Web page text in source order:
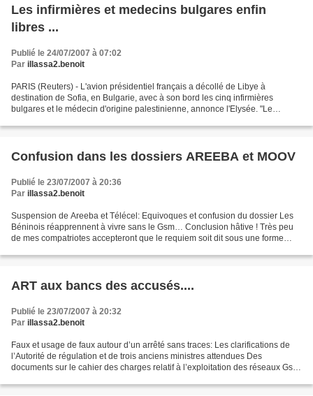
Les infirmières et medecins bulgares enfin
libres ...
Publié le 24/07/2007 à 07:02
Par illassa2.benoit
PARIS (Reuters) - L'avion présidentiel français a décollé de Libye à
destination de Sofia, en Bulgarie, avec à son bord les cinq infirmières
bulgares et le médecin d'origine palestinienne, annonce l'Elysée. "Le
Confusion dans les dossiers AREEBA et MOOV
Publié le 23/07/2007 à 20:36
Par illassa2.benoit
Suspension de Areeba et Télécel: Equivoques et confusion du dossier Les
Béninois réapprennent à vivre sans le Gsm… Conclusion hâtive ! Très peu
de mes compatriotes accepteront que le requiem soit dit sous une forme
ART aux bancs des accusés....
Publié le 23/07/2007 à 20:32
Par illassa2.benoit
Faux et usage de faux autour d’un arrêté sans traces: Les clarifications de
l’Autorité de régulation et de trois anciens ministres attendues Des
documents sur le cahier des charges relatif à l’exploitation des réseaux Gsm,